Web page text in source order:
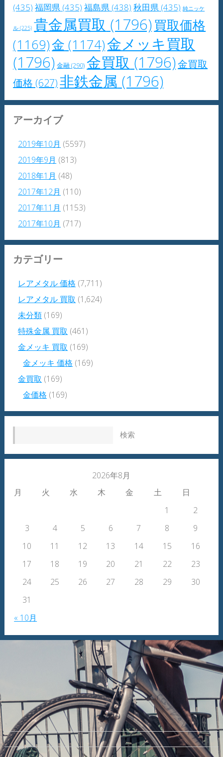
(435) 福岡県 (435) 福島県 (438) 秋田県 (435) 純ニッケ
ル (225) 貴金属買取 (1796)買取価格
(1169)金 (1174)金メッキ買取
(1796) 金融(290) 金買取 (1796)金買取
価格 (627)非鉄金属 (1796)
アーカイブ
2019年10月 (5597)
2019年9月 (813)
2018年1月 (48)
2017年12月 (110)
2017年11月 (1153)
2017年10月 (717)
カテゴリー
レアメタル 価格 (7,711)
レアメタル 買取 (1,624)
未分類 (169)
特殊金属 買取 (461)
金メッキ 買取 (169)
金メッキ 価格 (169)
金買取 (169)
金価格 (169)
2026年8月
月
火 水 木 金 土 日
« 10月
1
2
3
4 5 6 7 8
9
10
11 12 13 14 15
16
17
18 19 20 21 22
23
24
25 26 27 28 29
30
31